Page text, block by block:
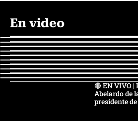
En video
🔴 EN VIVO
Abelardo de
presidente